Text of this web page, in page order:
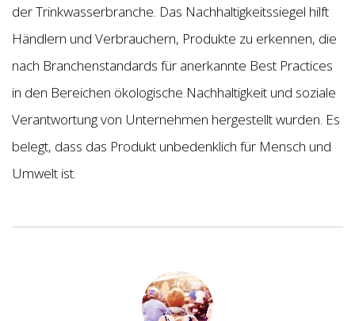
der Trinkwasserbranche. Das Nachhaltigkeitssiegel hilft
Händlern und Verbrauchern, Produkte zu erkennen, die
nach Branchenstandards für anerkannte Best Practices
in den Bereichen ökologische Nachhaltigkeit und soziale
Verantwortung von Unternehmen hergestellt wurden. Es
belegt, dass das Produkt unbedenklich für Mensch und
Umwelt ist.